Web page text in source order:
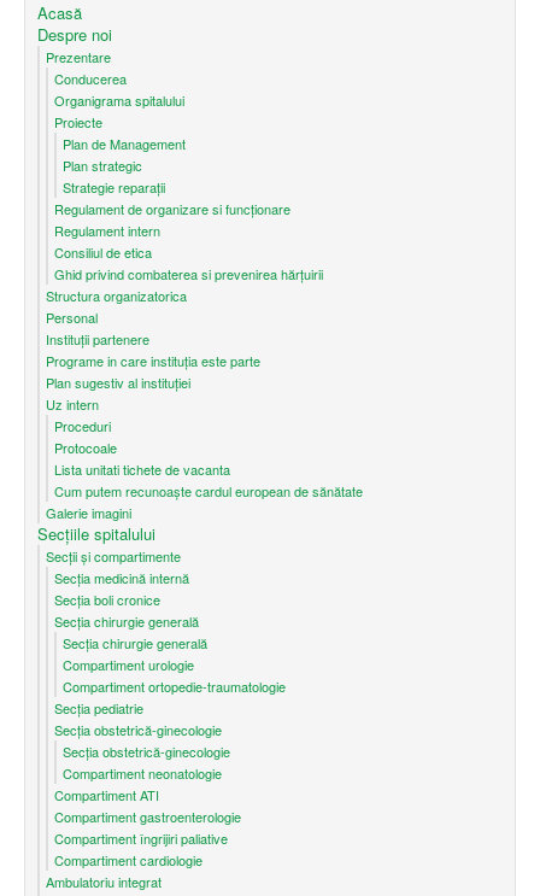
Acasă
Despre noi
Prezentare
Conducerea
Organigrama spitalului
Proiecte
Plan de Management
Plan strategic
Strategie reparații
Regulament de organizare si funcționare
Regulament intern
Consiliul de etica
Ghid privind combaterea si prevenirea hărțuirii
Structura organizatorica
Personal
Instituții partenere
Programe in care instituția este parte
Plan sugestiv al instituției
Uz intern
Proceduri
Protocoale
Lista unitati tichete de vacanta
Cum putem recunoaşte cardul european de sănătate
Galerie imagini
Secțiile spitalului
Secții și compartimente
Secţia medicină internă
Secția boli cronice
Secția chirurgie generală
Secția chirurgie generală
Compartiment urologie
Compartiment ortopedie-traumatologie
Secția pediatrie
Secția obstetrică-ginecologie
Secția obstetrică-ginecologie
Compartiment neonatologie
Compartiment ATI
Compartiment gastroenterologie
Compartiment îngrijiri paliative
Compartiment cardiologie
Ambulatoriu integrat